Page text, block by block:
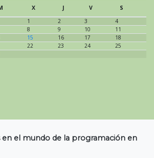
X J V
S
1
2 3
4
8 9 10
11
15 16 17
18
22 23 24
25
en el mundo de la programación en